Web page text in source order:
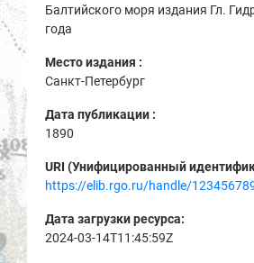
Балтийского моря издания Гл.
года
Место издания :
Санкт-Петербург
Дата публикации :
1890
URI (Унифицированный
https://elib.rgo.ru/handle/
Дата загрузки ресурса:
2024-03-14T11:45:59Z